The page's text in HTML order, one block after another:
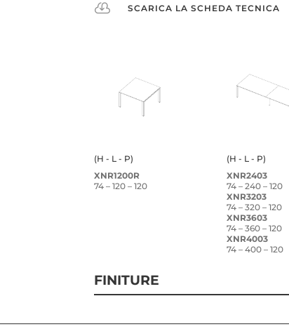
 SCARICA LA SCHEDA TECNICA
(H - L - P)
XNR1200R
74 – 120 – 120
(H - L - P)
XNR2403
74 – 240 – 120
XNR3203
74 – 320 – 120
XNR3603
74 – 360 – 120
XNR4003
74 – 400 – 120
FINITURE